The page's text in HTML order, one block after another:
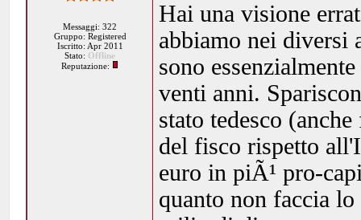
Messaggi: 322
Gruppo: Registered
Iscritto: Apr 2011
Stato: Offline
Reputazione:
Hai una visione
abbiamo nei diversi
sono
venti anni.
stato tedesco
del fisco rispetto
euro in piÃ¹ pro-
quanto non faccia